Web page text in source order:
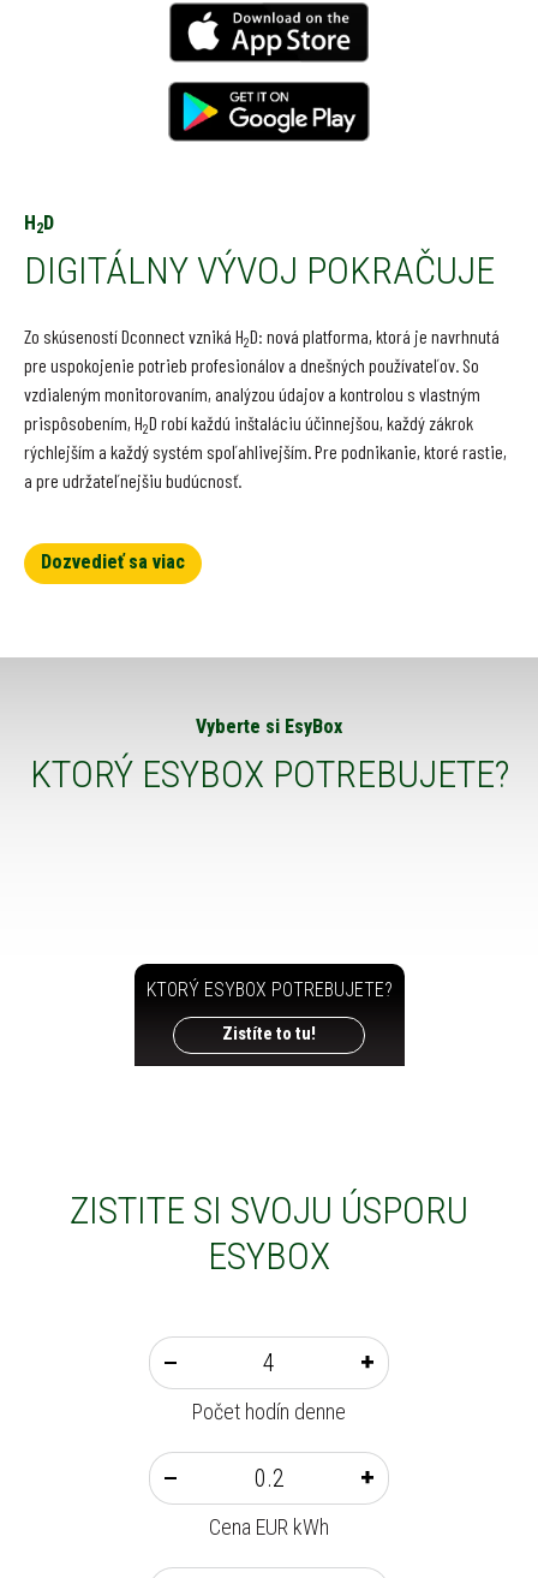
H 2 D
DIGITÁLNY VÝVOJ POKRAČUJE
Zo skúseností Dconnect vzniká H2D: nová platforma, ktorá je navrhnutá
pre uspokojenie potrieb profesionálov a dnešných používateľov. So
vzdialeným monitorovaním, analýzou údajov a kontrolou s vlastným
prispôsobením, H2D robí každú inštaláciu účinnejšou, každý zákrok
rýchlejším a každý systém spoľahlivejším. Pre podnikanie, ktoré rastie,
a pre udržateľnejšiu budúcnosť.
Dozvedieť sa viac
Vyberte si EsyBox
KTORÝ ESYBOX POTREBUJETE?
KTORÝ ESYBOX POTREBUJETE?
Zistíte to tu!
ZISTITE SI SVOJU ÚSPORU
ESYBOX
Počet hodín denne
Cena EUR kWh